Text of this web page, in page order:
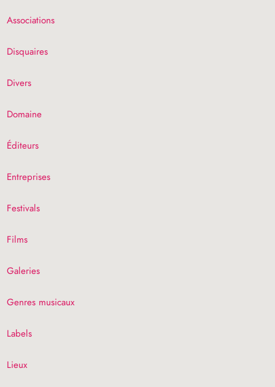
Associations
Disquaires
Divers
Domaine
Éditeurs
Entreprises
Festivals
Films
Galeries
Genres musicaux
Labels
Lieux